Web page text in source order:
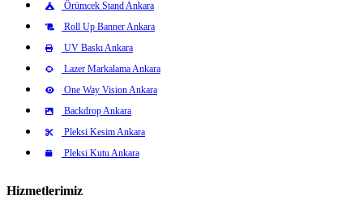
Örümcek Stand Ankara
Roll Up Banner Ankara
UV Baskı Ankara
Lazer Markalama Ankara
One Way Vision Ankara
Backdrop Ankara
Pleksi Kesim Ankara
Pleksi Kutu Ankara
Hizmetlerimiz